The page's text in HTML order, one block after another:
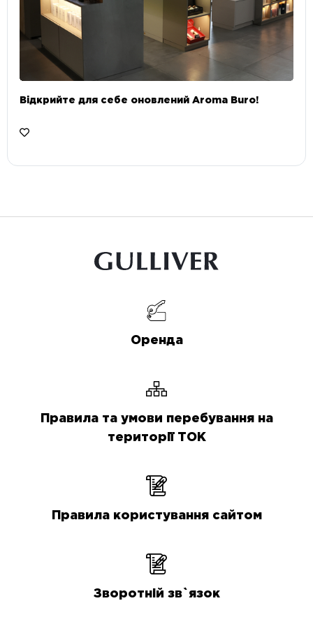
Відкрийте для себе оновлений Aroma Buro! ⠀
Оренда
Правила та умови перебування на
території ТОК
Правила користування сайтом
Зворотній зв`язок